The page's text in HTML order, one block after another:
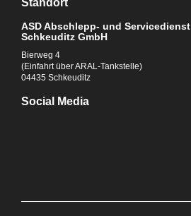
Standort
ASD Abschlepp- und Servicedienst
Schkeuditz GmbH
Bierweg 4
(Einfahrt über ARAL-Tankstelle)
04435 Schkeuditz
Social Media